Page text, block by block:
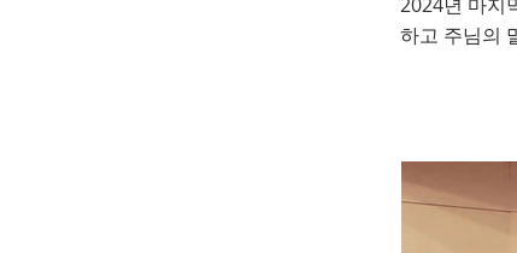
젊
하고 주님의